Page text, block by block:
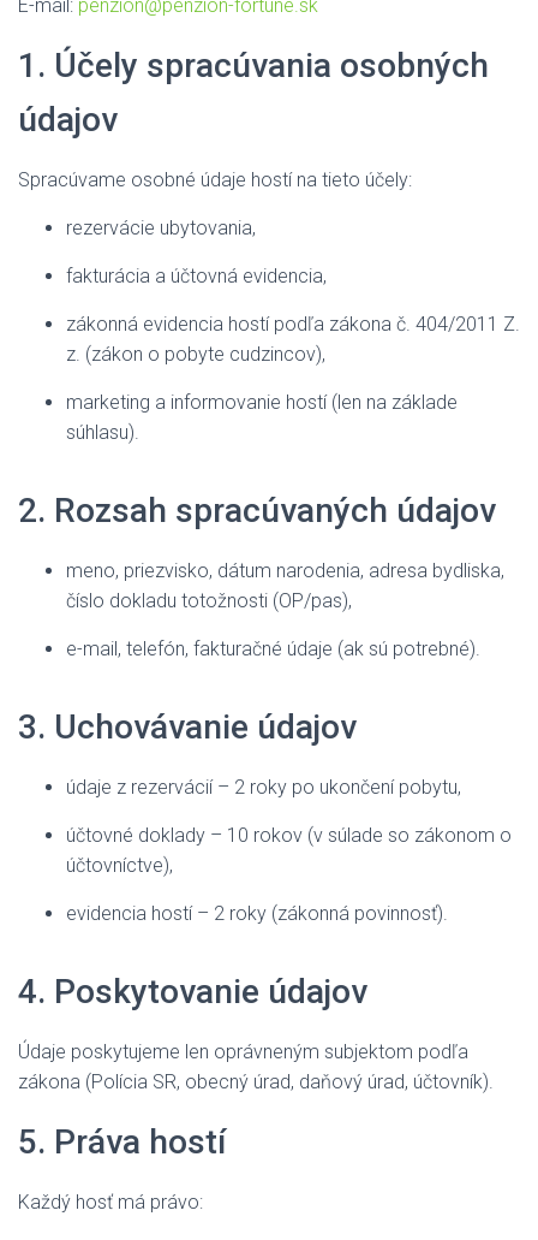
E-mail: penzion@penzion-fortune.sk
1. Účely spracúvania osobných
údajov
Spracúvame osobné údaje hostí na tieto účely:
rezervácie ubytovania,
fakturácia a účtovná evidencia,
zákonná evidencia hostí podľa zákona č. 404/2011 Z.
z. (zákon o pobyte cudzincov),
marketing a informovanie hostí (len na základe
súhlasu).
2. Rozsah spracúvaných údajov
meno, priezvisko, dátum narodenia, adresa bydliska,
číslo dokladu totožnosti (OP/pas),
e-mail, telefón, fakturačné údaje (ak sú potrebné).
3. Uchovávanie údajov
údaje z rezervácií – 2 roky po ukončení pobytu,
účtovné doklady – 10 rokov (v súlade so zákonom o
účtovníctve),
evidencia hostí – 2 roky (zákonná povinnosť).
4. Poskytovanie údajov
Údaje poskytujeme len oprávneným subjektom podľa
zákona (Polícia SR, obecný úrad, daňový úrad, účtovník).
5. Práva hostí
Každý hosť má právo: